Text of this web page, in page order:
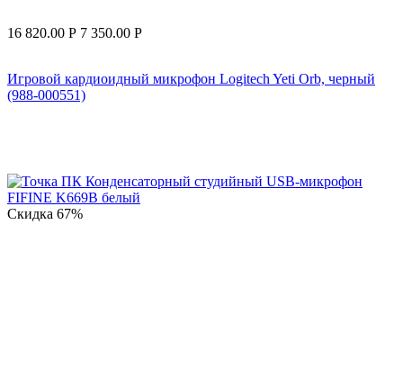
16 820.00 Р 7 350.00 Р
Игровой кардиоидный микрофон Logitech Yeti Orb, черный
(988-000551)
Скидка 67%